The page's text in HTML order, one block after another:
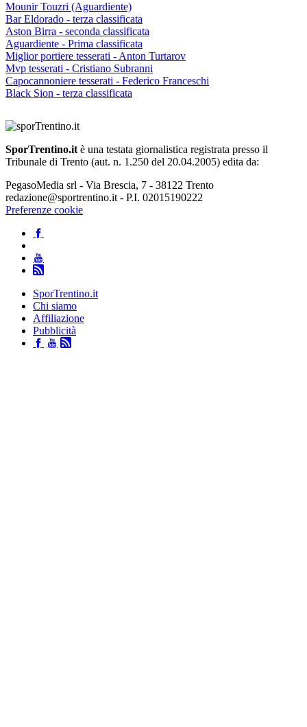
Mounir Touzri (Aguardiente)
Bar Eldorado - terza classificata
Aston Birra - seconda classificata
Aguardiente - Prima classificata
Miglior portiere tesserati - Anton Turtarov
Mvp tesserati - Cristiano Subranni
Capocannoniere tesserati - Federico Franceschi
Black Sion - terza classificata
SporTrentino.it è una testata giornalistica registrata presso il
Tribunale di Trento (aut. n. 1.250 del 20.04.2005) edita da:
PegasoMedia srl - Via Brescia, 7 - 38122 Trento
redazione@sportrentino.it - P.I. 02015190222
Preferenze cookie
SporTrentino.it
Chi siamo
Affiliazione
Pubblicità